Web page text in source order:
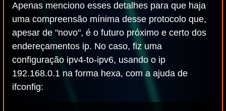
Apenas menciono esses detalhes para que haja
uma compreensão mínima desse protocolo que,
apesar de "novo", é o futuro próximo e certo dos
endereçamentos ip. No caso, fiz uma
configuração ipv4-to-ipv6, usando o ip
192.168.0.1 na forma hexa, com a ajuda de
ifconfig: